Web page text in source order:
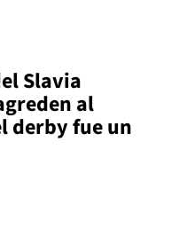
Slavia
al
derby fue un